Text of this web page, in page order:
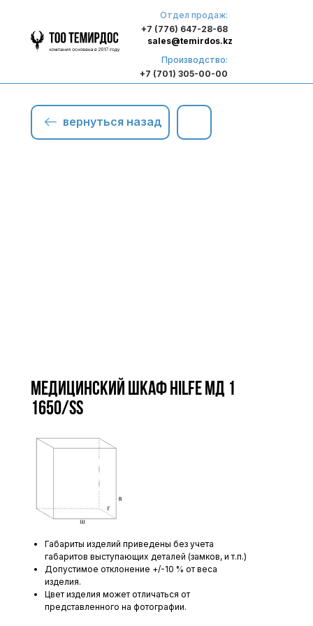
Отдел продаж:
+7 (776) 647-28-68
Производство:
+7 (701) 305-00-00
sales@temirdos.kz
вернуться назад
Медицинский шкаф HILFE МД 1
1650/SS
Габариты изделий приведены без учета
габаритов выступающих деталей (замков, и т.п.)
Допустимое отклонение +/-10 % от веса
изделия.
Цвет изделия может отличаться от
представленного на фотографии.